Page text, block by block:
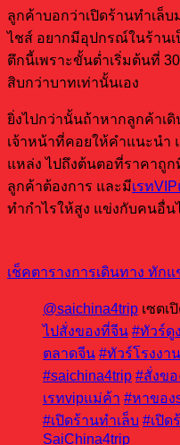
ลูกค้าบอกว่าเปิดร้านทําเล็
ไชส์ อยากมีอุปกรณ์ในร้าน
ตึกนี้เพราะขั้นต่ำเริ่มต้นที่
สิบกว่าบาทเท่านั้นเอง
ยิ่งไปกว่านั้นถ้าหากลูกค้าเดิ
เจ้าหน้าที่คอยให้คำแนะนำ
แหล่ง ไปถึงต้นตอที่ราคาถู
ลูกค้าต้องการ และมีเรท
ทำกำไรให้สูง แข่งกับคนอื่
เช็คตารางการเดินทาง ทักแ
@saichina4trip เซตเ
ไปสั่งของที่จีน #ทัวร์ดู
ตลาดจีน #ทัวร์โรงงา
#saichina4trip #สั่งขอ
เรทvipแม่ค้า #หาของ
#เปิดร้านทําเล็บ #เปิด
SaiChina4trip